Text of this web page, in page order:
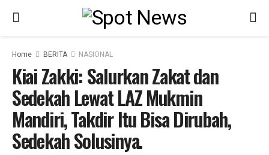
Home BERITA NASIONAL
Kiai Zakki: Salurkan Zakat dan
Sedekah Lewat LAZ Mukmin
Mandiri, Takdir Itu Bisa Dirubah,
Sedekah Solusinya.